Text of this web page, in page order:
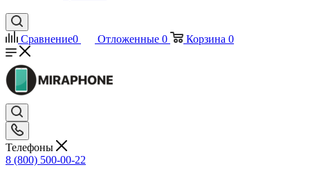
Сравнение0 Отложенные 0 Корзина 0
Телефоны
8 (800) 500-00-22